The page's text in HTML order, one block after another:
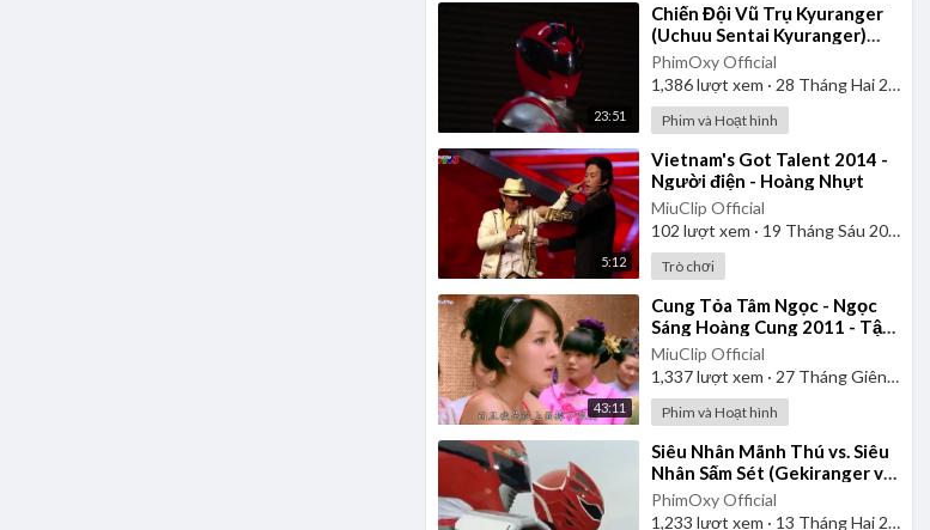
23:51
⁣Chiến Đội Vũ Trụ Kyuranger
(Uchuu Sentai Kyuranger)
2017 - Tập 1 | Thuyết Minh
PhimOxy Official
1,386lượt xem · 28 Tháng Hai 2025
Phim và Hoạt hình
5:12
⁣Vietnam's Got Talent 2014 -
Người điện - Hoàng Nhựt
MiuClip Official
102 lượt xem · 19 Tháng Sáu 2025
Trò chơi
43:11
⁣Cung Tỏa Tâm Ngọc - Ngọc
Sáng Hoàng Cung 2011 - Tập
1 | Thuyết Minh
MiuClip Official
1,337lượt xem · 27 Tháng Giêng 2025
Phim và Hoạt hình
⁣Siêu Nhân Mãnh Thú vs. Siêu
Nhân Sấm Sét (Gekiranger vs.
Boukenger) 2008 | Vietsub
PhimOxy Official
1,233 lượt xem · 13 Tháng Hai 2025